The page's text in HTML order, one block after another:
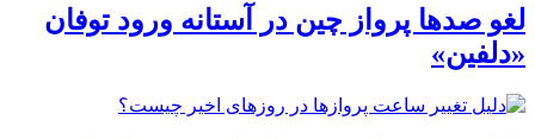
لغو صدها پرواز چین در آستانه ورود توفان
«دلفین»